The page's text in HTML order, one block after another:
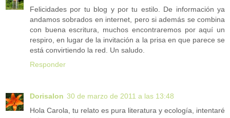
Felicidades por tu blog y por tu estilo. De información ya
andamos sobrados en internet, pero si además se combina
con buena escritura, muchos encontraremos por aquí un
respiro, en lugar de la invitación a la prisa en que parece se
está convirtiendo la red. Un saludo.
Responder
Dorisalon 30 de marzo de 2011 a las 13:48
Hola Carola, tu relato es pura literatura y ecología, intentaré